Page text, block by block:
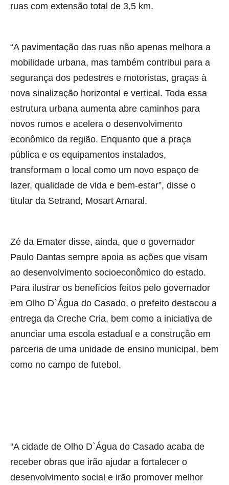
ruas com extensão total de 3,5 km.
“A pavimentação das ruas não apenas melhora a
mobilidade urbana, mas também contribui para a
segurança dos pedestres e motoristas, graças à
nova sinalização horizontal e vertical. Toda essa
estrutura urbana aumenta abre caminhos para
novos rumos e acelera o desenvolvimento
econômico da região. Enquanto que a praça
pública e os equipamentos instalados,
transformam o local como um novo espaço de
lazer, qualidade de vida e bem-estar”, disse o
titular da Setrand, Mosart Amaral.
Zé da Emater disse, ainda, que o governador
Paulo Dantas sempre apoia as ações que visam
ao desenvolvimento socioeconômico do estado.
Para ilustrar os benefícios feitos pelo governador
em Olho D`Água do Casado, o prefeito destacou a
entrega da Creche Cria, bem como a iniciativa de
anunciar uma escola estadual e a construção em
parceria de uma unidade de ensino municipal, bem
como no campo de futebol.
"A cidade de Olho D`Água do Casado acaba de
receber obras que irão ajudar a fortalecer o
desenvolvimento social e irão promover melhor